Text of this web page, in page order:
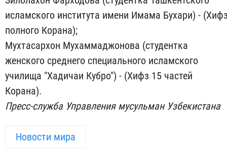
исламского института имени Имама Бухари) -
полного Корана);
Мухтасархон Мухаммаджонова (студентка
женского среднего специального исламского
училища "Хадичаи Кубро") - (Хифз 15 частей
Корана).
Пресс-служба Управления мусульман Узбекистана
Новости мира